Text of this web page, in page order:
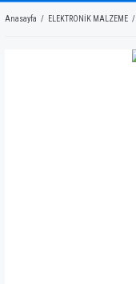
Anasayfa ELEKTRONİK MALZEME